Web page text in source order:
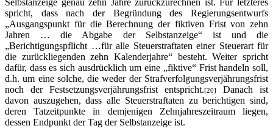
Selbstanzeige genau zehn Jahre zurückzurechnen ist. Für letzteres
spricht, dass nach der Begründung des Regierungsentwurfs
„Ausgangspunkt für die Berechnung der fiktiven Frist von zehn
Jahren … die Abgabe der Selbstanzeige“ ist und die
„Berichtigungspflicht …für alle Steuerstraftaten einer Steuerart für
die zurückliegenden zehn Kalenderjahre“ besteht. Weiter spricht
dafür, dass es sich ausdrücklich um eine „fiktive“ Frist handeln soll,
d.h. um eine solche, die weder der Strafverfolgungsverjährungsfrist
noch der Festsetzungsverjährungsfrist entspricht.[20]
Danach ist
davon auszugehen, dass alle Steuerstraftaten zu berichtigen sind,
deren Tatzeitpunkte in demjenigen Zehnjahreszeitraum liegen,
dessen Endpunkt der Tag der Selbstanzeige ist.